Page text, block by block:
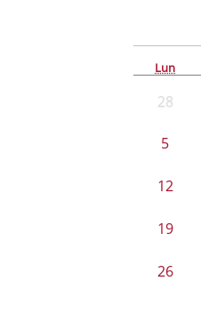
Lun
28
5
12
19
26